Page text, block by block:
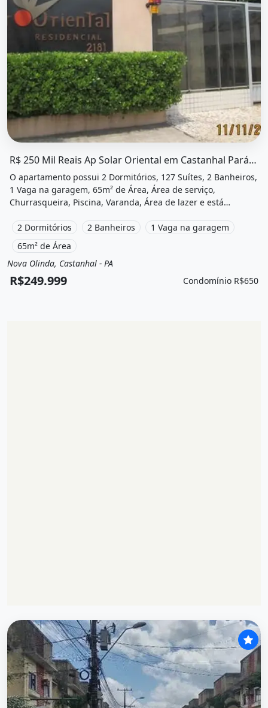
R$ 250 Mil Reais Ap Solar Oriental em Castanhal Pará 2/4 com Uma...
O apartamento possui 2 Dormitórios, 127 Suítes, 2 Banheiros,
1 Vaga na garagem, 65m² de Área, Área de serviço,
Churrasqueira, Piscina, Varanda, Área de lazer e está
Castanhal, Castanhal, Pa à venda por R$249.999 e
Condomínio por R$650 /Mês.
2 Dormitórios 2 Banheiros
1 Vaga na garagem
65m² de Área
Venda
Apartamento
Nova Olinda, Castanhal - PA
R$249.999 Condomínio R$650